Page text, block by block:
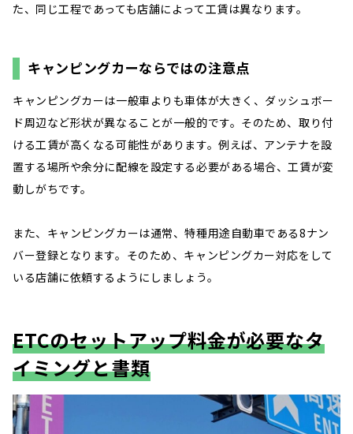
た、同じ工程であっても店舗によって工賃は異なります。
キャンピングカーならではの注意点
キャンピングカーは一般車よりも車体が大きく、ダッシュボー
ド周辺など形状が異なることが一般的です。そのため、取り付
ける工賃が高くなる可能性があります。例えば、アンテナを設
置する場所や余分に配線を設定する必要がある場合、工賃が変
動しがちです。
また、キャンピングカーは通常、特種用途自動車である8ナン
バー登録となります。そのため、キャンピングカー対応をして
いる店舗に依頼するようにしましょう。
ETCのセットアップ料金が必要なタ
イミングと書類